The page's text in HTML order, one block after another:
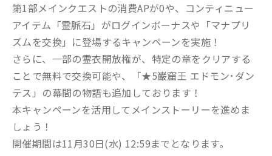
第1部メインクエストの消費APが0や、コンティニュー
アイテム「霊脈石」がログインボーナスや「マナプリ
ズムを交換」に登場するキャンペーンを実施！
さらに、一部の霊衣開放権が、特定の章をクリアする
ことで無料で交換可能や、「★5巌窟王 エドモン･ダン
テス」の幕間の物語も追加しております！
本キャンペーンを活用してメインストーリーを進めま
しょう！
開催期間は11月30日(水) 12:59までとなります。